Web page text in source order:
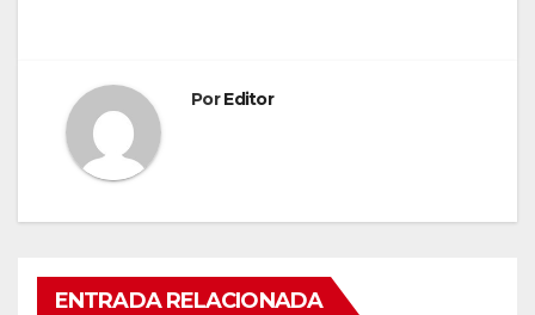
PorEditor
ENTRADA RELACIONADA